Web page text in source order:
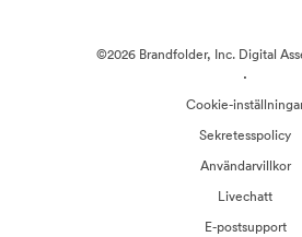
©2026 Brandfolder, Inc. Digital
·
Cookie-
Sekretesspolicy
Användarvillkor
Livechatt
E-postsupport